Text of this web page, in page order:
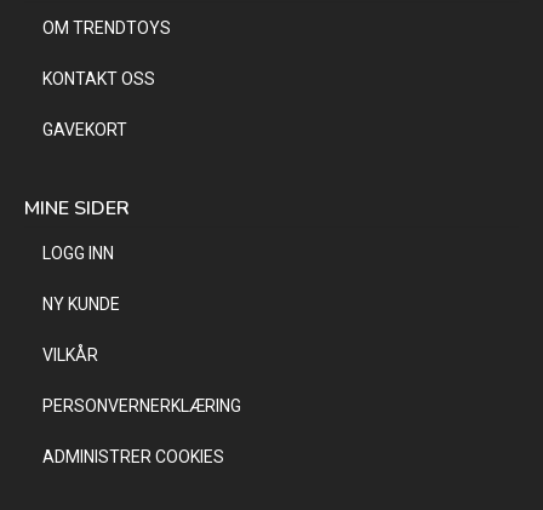
OM TRENDTOYS
KONTAKT OSS
GAVEKORT
MINE SIDER
LOGG INN
NY KUNDE
VILKÅR
PERSONVERNERKLÆRING
ADMINISTRER COOKIES